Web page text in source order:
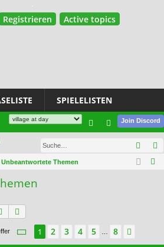
Registrieren Active topics
SPIELELISTEN
Join Discord
Unbeantwortete Themen
Suche
Seite 1 von 8
1 2 3 4 5 8